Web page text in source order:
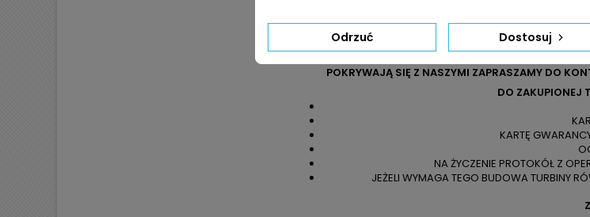
JEŻELI NIE JESTEŚCIE PAŃSTWO PEWNI CO DO
POKRYWAJĄ SIĘ Z NASZYMI ZAPRASZAMY DO
DO ZAKUPIONEJ
KARTĘ
NA ŻYCZENIE PROTOKÓŁ Z
JEŻELI WYMAGA TEGO BUDOWA TURBINY
Odrzuć Dostosuj